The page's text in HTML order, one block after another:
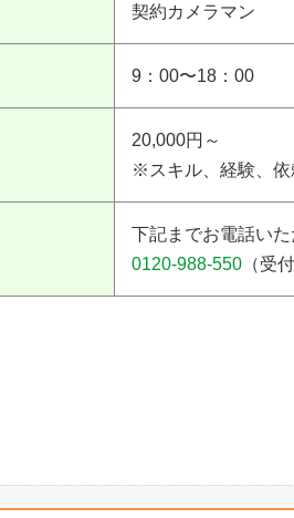
契約カメラマン
9：00〜18：00
20,000円～
※スキル、経験、依
下記までお電話いた
0120-988-550 （受